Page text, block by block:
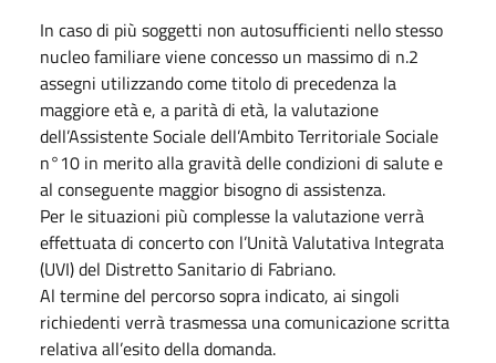
In caso di più soggetti non autosufficienti nello stesso
nucleo familiare viene concesso un massimo di n.2
assegni utilizzando come titolo di precedenza la
maggiore età e, a parità di età, la valutazione
dell’Assistente Sociale dell’Ambito Territoriale Sociale
n°10 in merito alla gravità delle condizioni di salute e
al conseguente maggior bisogno di assistenza.
Per le situazioni più complesse la valutazione verrà
effettuata di concerto con l’Unità Valutativa Integrata
(UVI) del Distretto Sanitario di Fabriano.
Al termine del percorso sopra indicato, ai singoli
richiedenti verrà trasmessa una comunicazione scritta
relativa all’esito della domanda.